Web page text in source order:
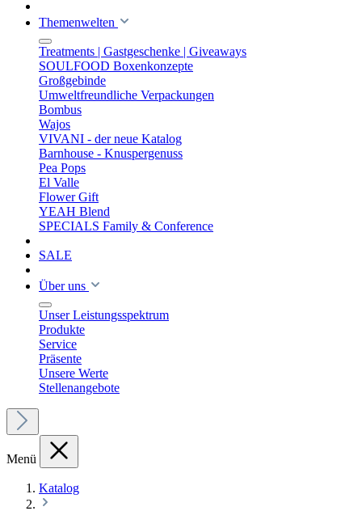
Themenwelten
Treatments | Gastgeschenke | Giveaways
SOULFOOD Boxenkonzepte
Großgebinde
Umweltfreundliche Verpackungen
Bombus
Wajos
VIVANI - der neue Katalog
Barnhouse - Knuspergenuss
Pea Pops
El Valle
Flower Gift
YEAH Blend
SPECIALS Family & Conference
SALE
Über uns
Unser Leistungsspektrum
Produkte
Service
Präsente
Unsere Werte
Stellenangebote
Menü
Katalog